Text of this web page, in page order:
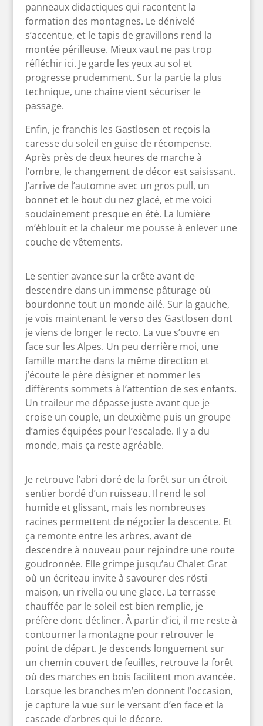
panneaux didactiques qui racontent la
formation des montagnes. Le dénivelé
s’accentue, et le tapis de gravillons rend la
montée périlleuse. Mieux vaut ne pas trop
réfléchir ici. Je garde les yeux au sol et
progresse prudemment. Sur la partie la plus
technique, une chaîne vient sécuriser le
passage.
Enfin, je franchis les Gastlosen et reçois la
caresse du soleil en guise de récompense.
Après près de deux heures de marche à
l’ombre, le changement de décor est saisissant.
J’arrive de l’automne avec un gros pull, un
bonnet et le bout du nez glacé, et me voici
soudainement presque en été. La lumière
m’éblouit et la chaleur me pousse à enlever une
couche de vêtements.
Le sentier avance sur la crête avant de
descendre dans un immense pâturage où
bourdonne tout un monde ailé. Sur la gauche,
je vois maintenant le verso des Gastlosen dont
je viens de longer le recto. La vue s’ouvre en
face sur les Alpes. Un peu derrière moi, une
famille marche dans la même direction et
j’écoute le père désigner et nommer les
différents sommets à l’attention de ses enfants.
Un traileur me dépasse juste avant que je
croise un couple, un deuxième puis un groupe
d’amies équipées pour l’escalade. Il y a du
monde, mais ça reste agréable.
Je retrouve l’abri doré de la forêt sur un étroit
sentier bordé d’un ruisseau. Il rend le sol
humide et glissant, mais les nombreuses
racines permettent de négocier la descente. Et
ça remonte entre les arbres, avant de
descendre à nouveau pour rejoindre une route
goudronnée. Elle grimpe jusqu’au Chalet Grat
où un écriteau invite à savourer des rösti
maison, un rivella ou une glace. La terrasse
chauffée par le soleil est bien remplie, je
préfère donc décliner. À partir d’ici, il me reste à
contourner la montagne pour retrouver le
point de départ. Je descends longuement sur
un chemin couvert de feuilles, retrouve la forêt
où des marches en bois facilitent mon avancée.
Lorsque les branches m’en donnent l’occasion,
je capture la vue sur le versant d’en face et la
cascade d’arbres qui le décore.